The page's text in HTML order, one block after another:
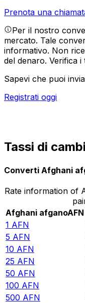
Prenota una
Per il nostro
mercato. Tale
informativo. Non
del denaro. Verifica i
Sapevi che puoi
Registrati oggi
Tassi di
Converti Afghani
Rate information of
Afghani afganoAFN
1 AFN
5 AFN
10 AFN
25 AFN
50 AFN
100 AFN
500 AFN